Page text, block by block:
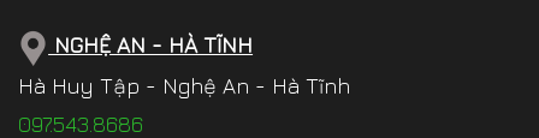
NGHỆ AN - HÀ TĨNH
Hà Huy Tập - Nghệ An - Hà Tĩnh
097.543.8686